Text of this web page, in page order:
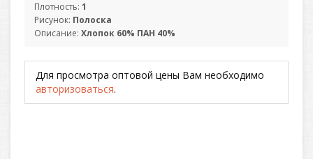
Плотность: 1
Рисунок: Полоска
Описание: Хлопок 60% ПАН 40%
Для просмотра оптовой цены Вам необходимо
авторизоваться.